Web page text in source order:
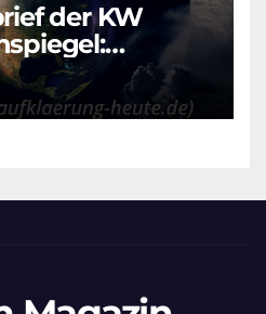
der KW